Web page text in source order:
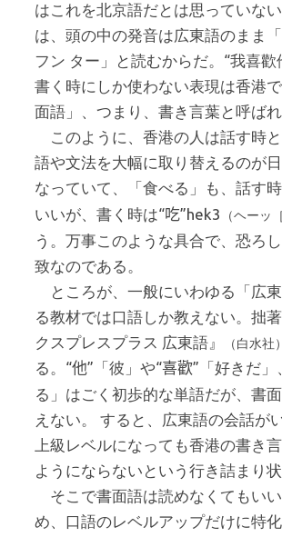
はこれを北京語だとは思っていな
は、頭の中の発音は広東語のまま
フン ター」と読むからだ。“我喜歡
書く時にしか使わない表現は香港
面語」、つまり、書き言葉と呼ばれ
このように、香港の人は話す時
語や文法を大幅に取り替えるのが
なっていて、「食べる」も、話す
いいが、書く時は“吃”hek3 （ヘーッ
う。万事このような具合で、恐ろ
致なのである。
ところが、一般にいわゆる「広東
る教材では口語しか教えない。拙
クスプレスプラス 広東語』
（白水社）
る。“他”「彼」や“喜歡”「好きだ」
る」はごく初歩的な単語だが、書
えない。 すると、広東語の会話が
上級レベルになっても香港の書き
ようにならないという行き詰まり状
そこで書面語は読めなくてもい
め、口語のレベルアップだけに特